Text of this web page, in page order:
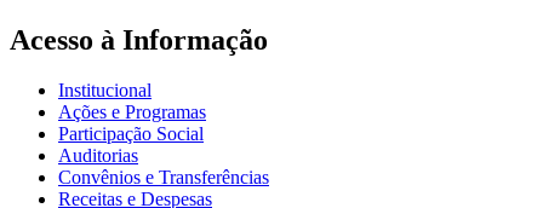
Acesso à Informação
Institucional
Ações e Programas
Participação Social
Auditorias
Convênios e Transferências
Receitas e Despesas